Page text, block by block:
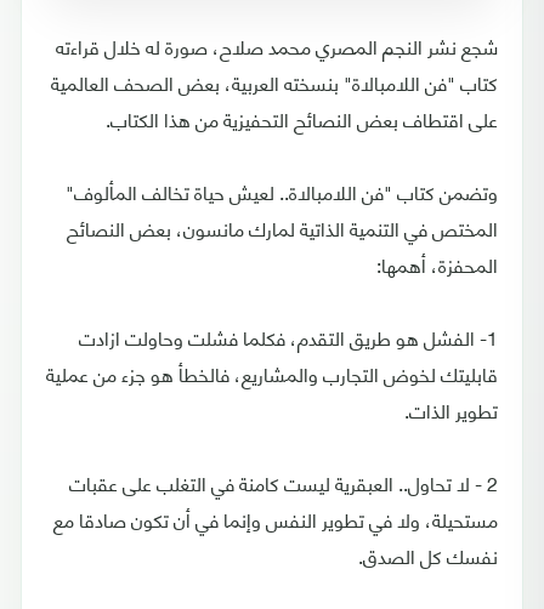
شجع نشر النجم المصري محمد صلاح، صورة له خلال قراءته
كتاب "فن اللامبالاة" بنسخته العربية، بعض الصحف العالمية
على اقتطاف بعض النصائح التحفيزية من هذا الكتاب.
وتضمن كتاب "فن اللامبالاة.. لعيش حياة تخالف المألوف"
المختص في التنمية الذاتية لمارك مانسون، بعض النصائح
المحفزة، أهمها:
1- الفشل هو طريق التقدم، فكلما فشلت وحاولت ازادت
قابليتك لخوض التجارب والمشاريع، فالخطأ هو جزء من عملية
تطوير الذات.
2 - لا تحاول.. العبقرية ليست كامنة في التغلب على عقبات
مستحيلة، ولا في تطوير النفس وإنما في أن تكون صادقا مع
نفسك كل الصدق.